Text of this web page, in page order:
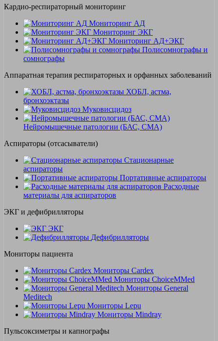
Кардио-респираторный мониторинг
Мониторинг АД
Мониторинг ЭКГ
Мониторинг АД+ЭКГ
Полисомнографы и
сомнографы
Аппаратная терапия респираторных и орфанных заболеваний
ХОБЛ, астма,
бронхоэктазы
Муковисцидоз
Нейромышечные патологии (БАС, СМА)
Аспираторы (отсасыватели)
Стационарные
аспираторы
Портативные аспираторы
Расходные
материалы для аспираторов
ЭКГ и дефибрилляторы
ЭКГ
Дефибрилляторы
Мониторы пациента
Мониторы Cardex
Мониторы ChoiceMMed
Мониторы General
Meditech
Мониторы Lepu
Мониторы Mindray
Пульсоксиметры и капнографы